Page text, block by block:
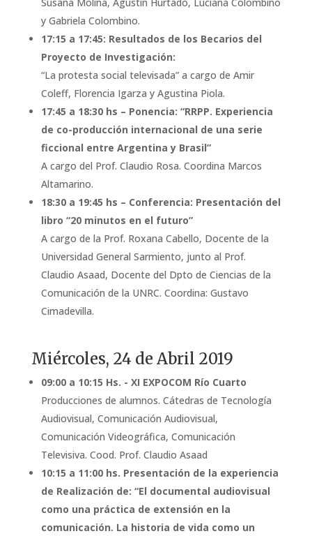
y Gabriela Colombino.
17:15 a 17:45: Resultados de los Becarios del
Proyecto de Investigación:
“La protesta social televisada” a cargo de Amir
Coleff, Florencia Igarza y Agustina Piola.
17:45 a 18:30 hs – Ponencia: “RRPP. Experiencia
de co-producción internacional de una serie
ficcional entre Argentina y Brasil”
A cargo del Prof. Claudio Rosa. Coordina Marcos
Altamarino.
18:30 a 19:45 hs – Conferencia: Presentación del
libro “20 minutos en el futuro”
A cargo de la Prof. Roxana Cabello, Docente de la
Universidad General Sarmiento, junto al Prof.
Claudio Asaad, Docente del Dpto de Ciencias de la
Comunicación de la UNRC. Coordina: Gustavo
Cimadevilla.
Miércoles, 24 de Abril 2019
09:00 a 10:15 Hs. - XI EXPOCOM Río Cuarto
Producciones de alumnos. Cátedras de Tecnología
Audiovisual, Comunicación Audiovisual,
Comunicación Videográfica, Comunicación
Televisiva. Cood. Prof. Claudio Asaad
10:15 a 11:00 hs. Presentación de la experiencia
de Realización de: “El documental audiovisual
como una práctica de extensión en la
comunicación. La historia de vida como un